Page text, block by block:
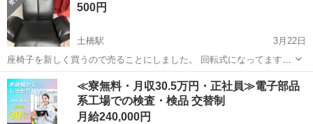
傷や汚れもなく、...
カジュアルソファキッド
500円
土橋駅
3月22日
座椅子を新しく買うので売ることにしました。 回転式になってます。
分からないことあれば質問受け付けております☺️ 全体の縦の長さ、80
センチ 座る場所の縦幅、46センチ 座る場所の横幅、44センチです。
愛媛 松山市 土橋駅 ソファ
≪寮無料・月収30.5万円・正社員≫電子部品
系工場での検査・検品 交替制
月給240,000円